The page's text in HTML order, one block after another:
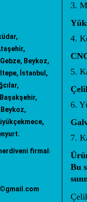
Beykoz,
İstanbul,
"; "yangın merdiveni
3.
4.
5.
6.
7.
Bu